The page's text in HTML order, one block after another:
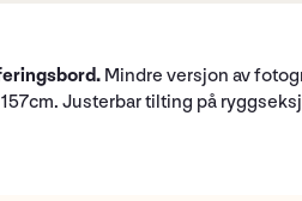
Mindre versjon av
Justerbar tilting på